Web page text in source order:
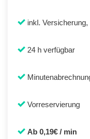
inkl.
24 h verfügbar
Vorreservierung
Ab 0,19€ / min